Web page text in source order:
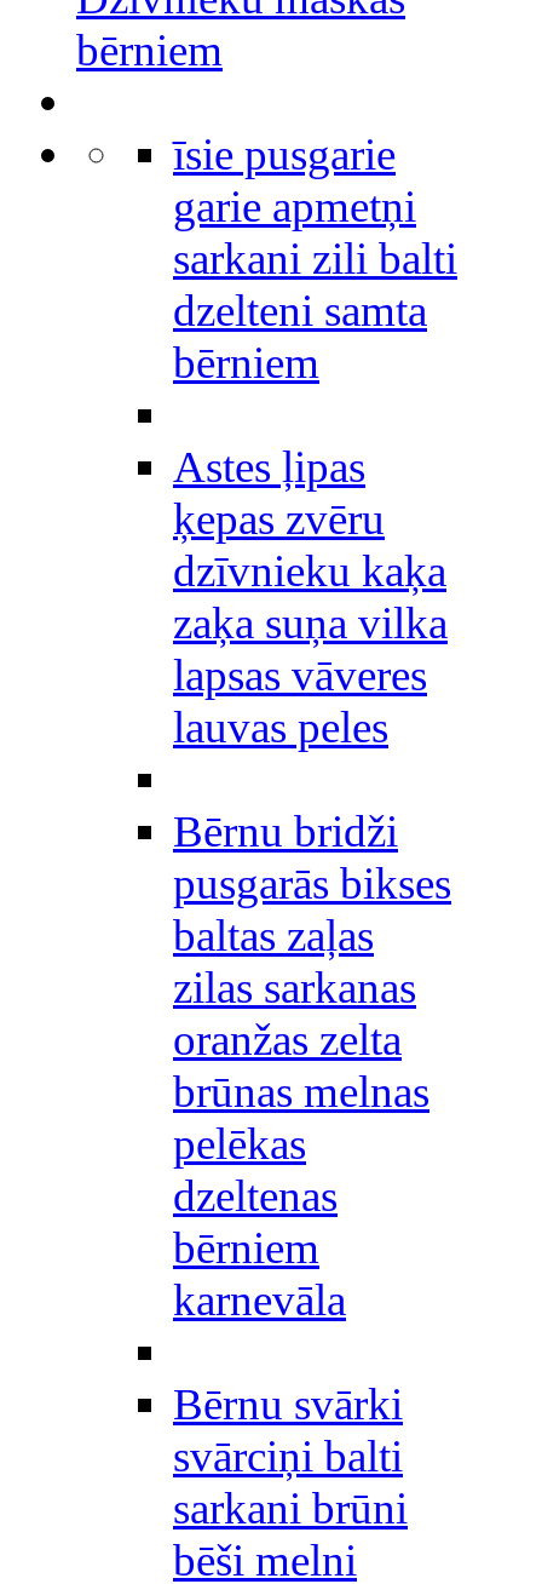
bērniem
īsie pusgarie
garie apmetņi
sarkani zili balti
dzelteni samta
bērniem
Astes ļipas
ķepas zvēru
dzīvnieku kaķa
zaķa suņa vilka
lapsas vāveres
lauvas peles
Bērnu bridži
pusgarās bikses
baltas zaļas
zilas sarkanas
oranžas zelta
brūnas melnas
pelēkas
dzeltenas
bērniem
karnevāla
Bērnu svārki
svārciņi balti
sarkani brūni
bēši melni